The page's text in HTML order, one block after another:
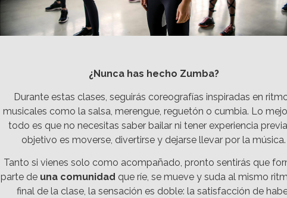
¿Nunca has hecho Zumba?
Durante estas clases, seguirás coreografías inspiradas en
musicales como la salsa, merengue, reguetón o cumbia. Lo
todo es que no necesitas saber bailar ni tener experiencia
objetivo es moverse, divertirse y dejarse llevar por la música.
Tanto si vienes solo como acompañado, pronto sentirás que
parte de una comunidad que ríe, se mueve y suda al mismo
final de la clase, la sensación es doble: la satisfacción de